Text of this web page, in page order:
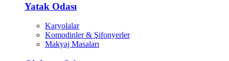
Yatak Odası
Karyolalar
Komodinler & Şifonyerler
Makyaj Masaları